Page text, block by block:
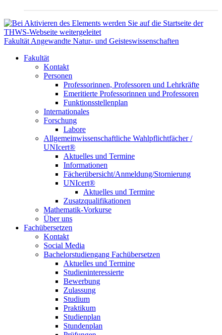
Fakultät Angewandte Natur- und Geisteswissenschaften
Fakultät
Kontakt
Personen
Professorinnen, Professoren und Lehrkräfte
Emeritierte Professorinnen und Professoren
Funktionsstellenplan
Internationales
Forschung
Labore
Allgemeinwissenschaftliche Wahlpflichtfächer /
UNIcert®
Aktuelles und Termine
Informationen
Fächerübersicht/Anmeldung/Stornierung
UNIcert®
Aktuelles und Termine
Zusatzqualifikationen
Mathematik-Vorkurse
Über uns
Fachübersetzen
Kontakt
Social Media
Bachelorstudiengang Fachübersetzen
Aktuelles und Termine
Studieninteressierte
Bewerbung
Zulassung
Studium
Praktikum
Studienplan
Stundenplan